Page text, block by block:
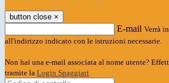
button close ×
E-mail Verrà
all'indirizzo indicato con le istruzioni necessarie.
Non hai una e-mail associata al nome utente?
tramite la Login Spaggiari